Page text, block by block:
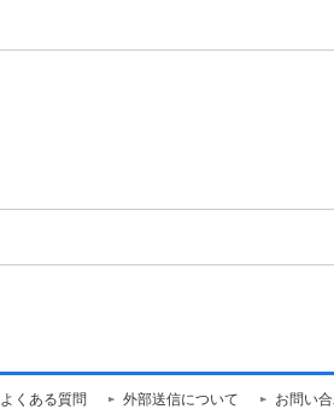
よくある質問 外部送信について お問い